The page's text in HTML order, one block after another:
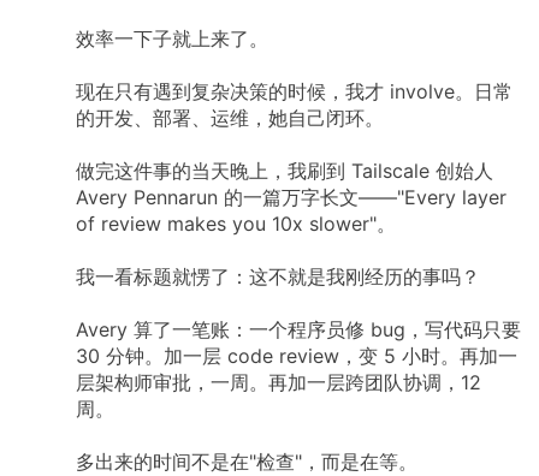
效率一下子就上来了。
现在只有遇到复杂决策的时候，我才 involve。日常
的开发、部署、运维，她自己闭环。
做完这件事的当天晚上，我刷到 Tailscale 创始人
Avery Pennarun 的一篇万字长文——"Every layer
of review makes you 10x slower"。
我一看标题就愣了：这不就是我刚经历的事吗？
Avery 算了一笔账：一个程序员修 bug，写代码只要
30 分钟。加一层 code review，变 5 小时。再加一
层架构师审批，一周。再加一层跨团队协调，12
周。
多出来的时间不是在"检查"，而是在等。